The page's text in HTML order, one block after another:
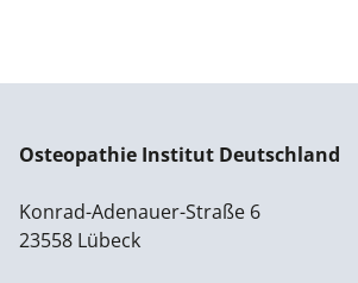
Osteopathie Institut Deutschland
Konrad-Adenauer-Straße 6
23558 Lübeck